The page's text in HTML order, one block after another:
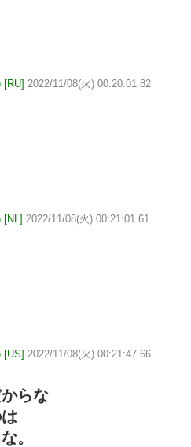
[RU] 2022/11/08(火) 00:20:01.82
[NL] 2022/11/08(火) 00:21:01.61
[US] 2022/11/08(火) 00:21:47.66
らな
。